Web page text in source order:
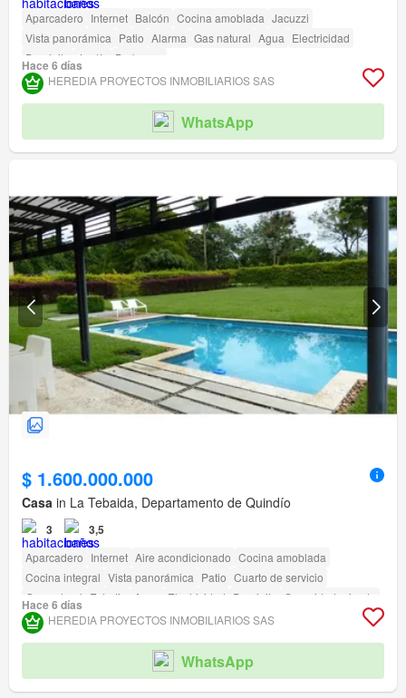
Aparcadero Internet Balcón Cocina amoblada Jacuzzi
Vista panorámica Patio Alarma Gas natural Agua Electricidad
Depósito
Jardín Barbecue
Hace 6 días
HEREDIA PROYECTOS INMOBILIARIOS SAS
WhatsApp
$ 1.600.000.000
Casa in La Tebaida, Departamento de Quindío
3 3,5
Aparcadero Internet Aire acondicionado Cocina amoblada
Cocina integral Vista panorámica Patio Cuarto de servicio
Gas natural Estudio Agua Electricidad Depósito
Seguridad privada
Gimnasio Piscina Jardín Barbecue
Acceso para personas con discapacidad
Hace 6 días
HEREDIA PROYECTOS INMOBILIARIOS SAS
WhatsApp